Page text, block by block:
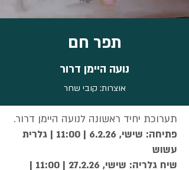
תפר חם
נועה היימן דרור
אוצרות: קובי שחר
תערוכת יחיד ראשונה לנועה היימן דרור.
פתיחה: שישי, 6.2.26 | 11:00​ | גלרית
עשוש
שיח גלריה: שישי, 27.2.26 | 11:00 |